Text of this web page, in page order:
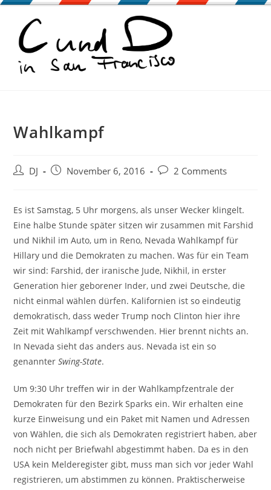
Zum
springen
Wahlkampf
Beitrags-
DJ
BeitragNovember 6, 2016
Beitrags-
2 Comments
Es ist Samstag, 5 Uhr morgens, als unser Wecker klingelt.
Eine halbe Stunde später sitzen wir zusammen mit Farshid
und Nikhil im Auto, um in Reno, Nevada Wahlkampf für
Hillary und die Demokraten zu machen. Was für ein Team
wir sind: Farshid, der iranische Jude, Nikhil, in erster
Generation hier geborener Inder, und zwei Deutsche, die
nicht einmal wählen dürfen. Kalifornien ist so eindeutig
demokratisch, dass weder Trump noch Clinton hier ihre
Zeit mit Wahlkampf verschwenden. Hier brennt nichts an.
In Nevada sieht das anders aus. Nevada ist ein so
genannterSwing-State.
Um 9:30 Uhr treffen wir in der Wahlkampfzentrale der
Demokraten für den Bezirk Sparks ein. Wir erhalten eine
kurze Einweisung und ein Paket mit Namen und Adressen
von Wählen, die sich als Demokraten registriert haben, aber
noch nicht per Briefwahl abgestimmt haben. Da es in den
USA kein Melderegister gibt, muss man sich vor jeder Wahl
registrieren, um abstimmen zu können. Praktischerweise